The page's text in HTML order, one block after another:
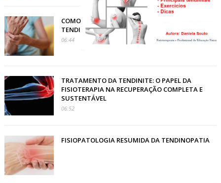
COMO A FISIOTERAPIA PODE PREVENIR A
TENDINITE
06:44
TRATAMENTO DA TENDINITE: O PAPEL DA
FISIOTERAPIA NA RECUPERAÇÃO COMPLETA E
SUSTENTÁVEL
06:52
FISIOPATOLOGIA RESUMIDA DA TENDINOPATIA